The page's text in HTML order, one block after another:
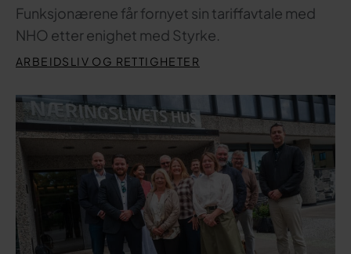
Funksjonærene får fornyet sin tariffavtale med
NHO etter enighet med Styrke.
ARBEIDSLIV OG RETTIGHETER